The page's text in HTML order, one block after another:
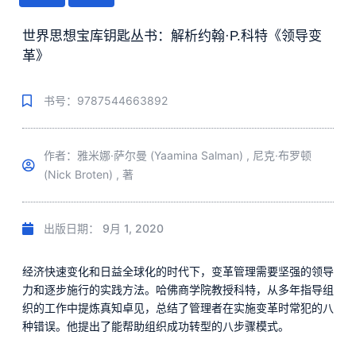
世界思想宝库钥匙丛书：解析约翰·P.科特《领导变
革》
书号：9787544663892
作者：雅米娜·萨尔曼 (Yaamina Salman) , 尼克·布罗顿
(Nick Broten) , 著
出版日期： 9月 1, 2020
经济快速变化和日益全球化的时代下，变革管理需要坚强的领导
力和逐步施行的实践方法。哈佛商学院教授科特，从多年指导组
织的工作中提炼真知卓见，总结了管理者在实施变革时常犯的八
种错误。他提出了能帮助组织成功转型的八步骤模式。